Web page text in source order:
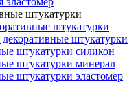
штукатурки
штукатурки
штукатурки
штукатурки силикон
штукатурки минерал
штукатурки эластомер